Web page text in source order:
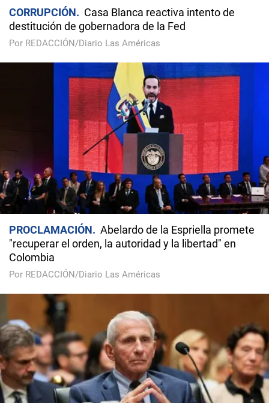
CORRUPCIÓN
Casa Blanca reactiva intento de
destitución de gobernadora de la Fed
Por REDACCIÓN/Diario Las Américas
PROCLAMACIÓN
Abelardo de la Espriella promete
"recuperar el orden, la autoridad y la libertad" en
Colombia
Por REDACCIÓN/Diario Las Américas